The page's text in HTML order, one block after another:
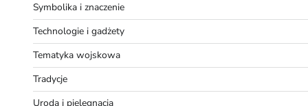
Symbolika i znaczenie
Technologie i gadżety
Tematyka wojskowa
Tradycje
Uroda i pielęgnacja